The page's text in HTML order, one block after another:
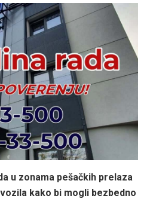
u zonama pešačkih prelaza
kako bi mogli bezbedno